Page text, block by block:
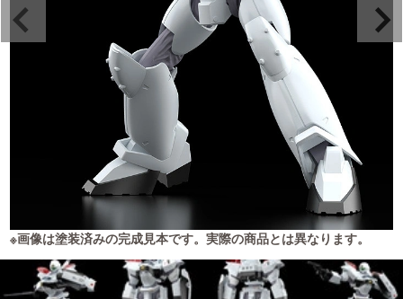
※画像は塗装済みの完成見本です。実際の商品とは異なります。